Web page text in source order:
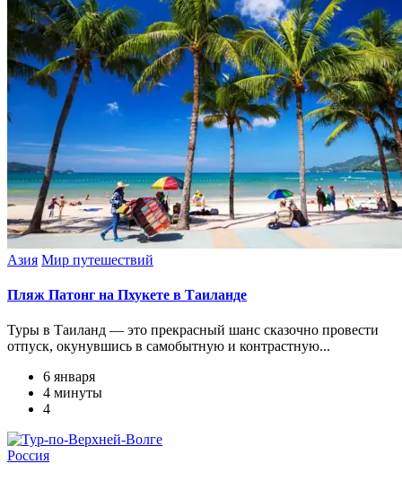
Азия Мир путешествий
Пляж Патонг на Пхукете в Таиланде
Туры в Таиланд — это прекрасный шанс сказочно провести
отпуск, окунувшись в самобытную и контрастную...
6 января
4 минуты
4
Россия